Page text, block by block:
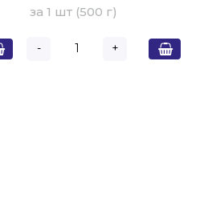
за 1 шт (500 г)
- +